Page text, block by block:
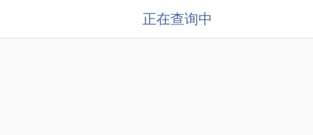
正在查询中